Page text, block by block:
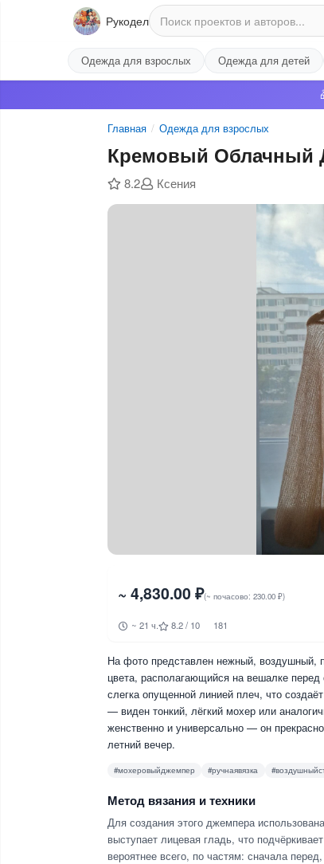
Рукодел
Одежда для взрослых Одежда для детей
Главная / Одежда для взрослых
Кремовый
8.2 Ксения
~ 4,830.00 ₽(~ почасово: 230.00 ₽)
~ 21 ч. 8.2 / 10 181
На фото представлен нежный, воздушный,
цвета, располагающийся на вешалке
слегка опущенной линией плеч, что
— виден тонкий, лёгкий мохер или
женственно и универсально — он
летний вечер.
#мохеровыйджемпер #ручнаявязка
Метод вязания и техники
Для создания этого джемпера
выступает лицевая гладь, что
вероятнее всего, по частям: сначала